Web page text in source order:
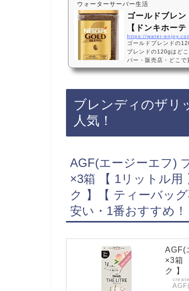
ウォーターサーバー生活
ゴールドブレ
【ドンキホー
https://water-
ゴールドブレンドの
ブレンドの120gはど
パー・販売店・どこ
フェ・顆粒・詰め替
コミでも人気！ネス
ーヒー 】【 …
ブレンディのザリ
人気！
AGF(エージーエフ)
×3箱 【 1リットル用
ク 】【 ティーバッ
安い・1番おすすめ！
AGF(
×3箱
ク 】